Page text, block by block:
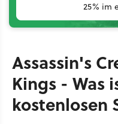
25% im
Assassin's
Kings - Was
kostenlosen